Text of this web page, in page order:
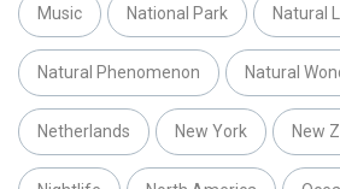
Music National Park Natural
Natural Phenomenon Natural
Netherlands New York New